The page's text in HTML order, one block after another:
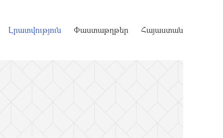
Լրատվություն Փաստաթղթեր Հայաստան